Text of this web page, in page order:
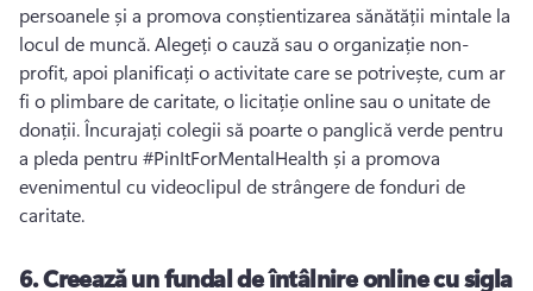
persoanele și a promova conștientizarea sănătății mintale la
locul de muncă. Alegeți o cauză sau o organizație non-
profit, apoi planificați o activitate care se potrivește, cum ar
fi o plimbare de caritate, o licitație online sau o unitate de
donații. Încurajați colegii să poarte o panglică verde pentru
a pleda pentru #PinItForMentalHealth și a promova
evenimentul cu videoclipul de strângere de fonduri de
caritate.
6.Creează un fundal de întâlnire online cu sigla